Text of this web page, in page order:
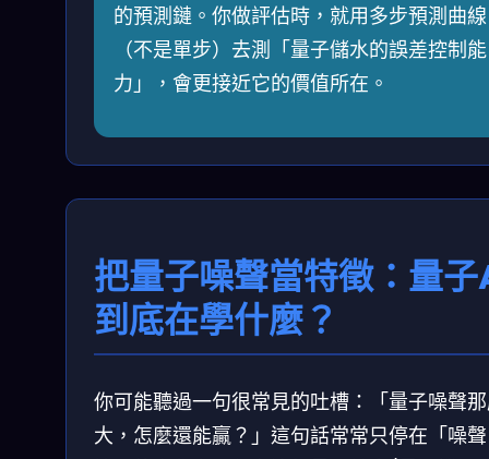
的預測鏈。你做評估時，就用多步預測曲線
（不是單步）去測「量子儲水的誤差控制能
力」，會更接近它的價值所在。
把量子噪聲當特徵：量
到底在學什麼？
你可能聽過一句很常見的吐槽：「量子噪聲
大，怎麼還能贏？」這句話常常只停在「噪